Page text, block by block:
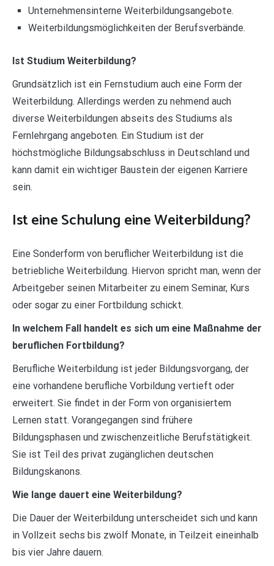
Unternehmensinterne Weiterbildungsangebote.
Weiterbildungsmöglichkeiten der Berufsverbände.
Ist Studium Weiterbildung?
Grundsätzlich ist ein Fernstudium auch eine Form der
Weiterbildung. Allerdings werden zu nehmend auch
diverse Weiterbildungen abseits des Studiums als
Fernlehrgang angeboten. Ein Studium ist der
höchstmögliche Bildungsabschluss in Deutschland und
kann damit ein wichtiger Baustein der eigenen Karriere
sein.
Ist eine Schulung eine Weiterbildung?
Eine Sonderform von beruflicher Weiterbildung ist die
betriebliche Weiterbildung. Hiervon spricht man, wenn der
Arbeitgeber seinen Mitarbeiter zu einem Seminar, Kurs
oder sogar zu einer Fortbildung schickt.
In welchem Fall handelt es sich um eine Maßnahme der
beruflichen Fortbildung?
Berufliche Weiterbildung ist jeder Bildungsvorgang, der
eine vorhandene berufliche Vorbildung vertieft oder
erweitert. Sie findet in der Form von organisiertem
Lernen statt. Vorangegangen sind frühere
Bildungsphasen und zwischenzeitliche Berufstätigkeit.
Sie ist Teil des privat zugänglichen deutschen
Bildungskanons.
Wie lange dauert eine Weiterbildung?
Die Dauer der Weiterbildung unterscheidet sich und kann
in Vollzeit sechs bis zwölf Monate, in Teilzeit eineinhalb
bis vier Jahre dauern.